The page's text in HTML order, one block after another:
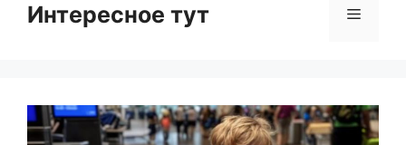
Интересное тут Menu